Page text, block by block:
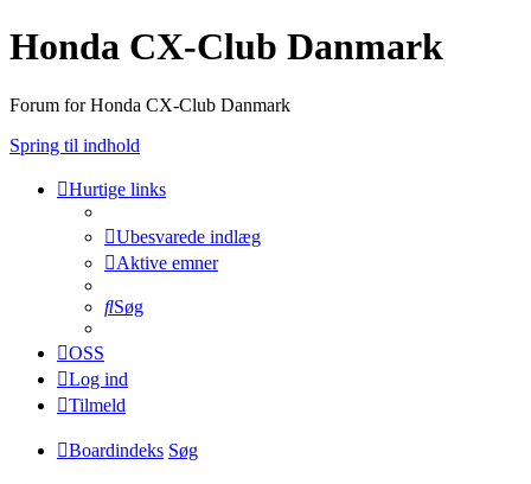
Honda CX-Club Danmark
Forum for Honda CX-Club Danmark
Spring til indhold
Hurtige links
Ubesvarede indlæg
Aktive emner
Søg
OSS
Log ind
Tilmeld
Boardindeks Søg